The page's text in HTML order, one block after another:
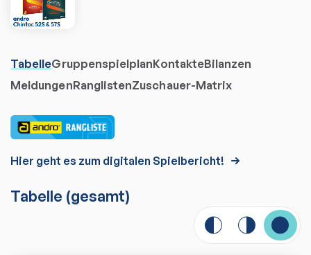
TabelleGruppenspielplanKontakteBilanzen
MeldungenRanglistenZuschauer-Matrix
Hier geht es zum digitalen Spielbericht!
Tabelle (gesamt)